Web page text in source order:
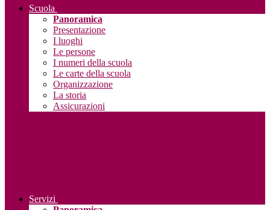
Scuola
Panoramica
Presentazione
I luoghi
Le persone
I numeri della scuola
Le carte della scuola
Organizzazione
La storia
Assicurazioni
Servizi